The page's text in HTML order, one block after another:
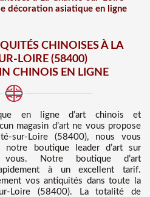
décoration asiatique en ligne
CHINOISES À LA
LOIRE (58400)
CHINOIS EN LIGNE
en ligne d’art chinois et
magasin d’art ne vous propose
sur-Loire (58400), nous vous
notre boutique leader d’art sur
Notre boutique d’art
à un excellent tarif.
vos antiquités dans toute la
Loire (58400). La totalité de